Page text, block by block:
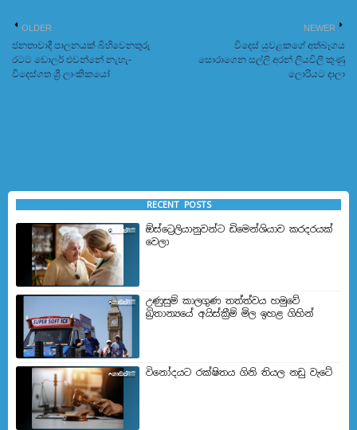
NEWER
විදෙස් යුවළකගේ අත්බෑගය
සොරාගෙන සල්ලි අරන් ලියවිලි කුණු
ලොරියට දාලා
OLDER
ජනතාවාදී පාලනයක් බිහිවෙනතුරු
රටට ඩොලර් එවන්නේ නැහැ-
විදෙස්ගත ශ්‍රී ලාංකිකයෝ
RECENT POSTS
ඕස්ට්‍රෙලියානුවන්ට ඩිමෙන්ශියාව කරදරයක්
වෙලා
උණුසුම් කාලගුණ තත්ත්වය හමුවේ
බ්‍රිතාන්‍යයේ අයිස්ක්‍රීම් මිල ඉහළ ගිහින්
විනෝදයට රක්ෂිතය ගිනි තියල නඩු වැටේ